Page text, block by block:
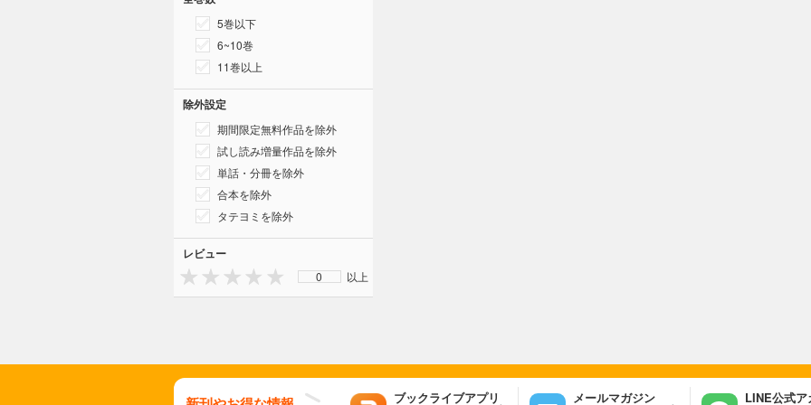
5巻以下
6~10巻
11巻以上
除外設定
期間限定無料作品を除外
試し読み増量作品を除外
単話・分冊を除外
合本を除外
タテヨミを除外
レビュー
0 以上
ブックライブアプリ メールマガジン LINE公式ア